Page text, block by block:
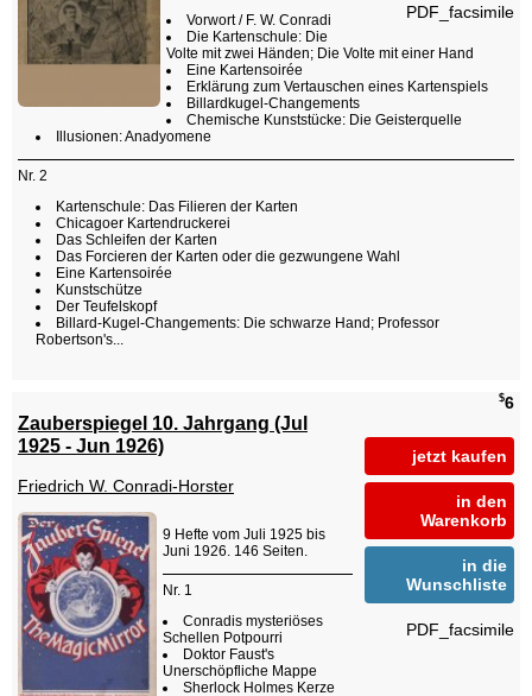
PDF_facsimile
Vorwort / F. W. Conradi
Die Kartenschule: Die
Volte mit zwei Händen; Die Volte mit einer Hand
Eine Kartensoirée
Erklärung zum Vertauschen eines Kartenspiels
Billardkugel-Changements
Chemische Kunststücke: Die Geisterquelle
Illusionen: Anadyomene
Nr. 2
Kartenschule: Das Filieren der Karten
Chicagoer Kartendruckerei
Das Schleifen der Karten
Das Forcieren der Karten oder die gezwungene Wahl
Eine Kartensoirée
Kunstschütze
Der Teufelskopf
Billard-Kugel-Changements: Die schwarze Hand; Professor
Robertson's...
$6
jetzt kaufen
in den
Warenkorb
in die
Wunschliste
PDF_facsimile
Zauberspiegel 10. Jahrgang (Jul
1925 - Jun 1926)
Friedrich W. Conradi-Horster
9 Hefte vom Juli 1925 bis
Juni 1926. 146 Seiten.
Nr. 1
Conradis mysteriöses
Schellen Potpourri
Doktor Faust's
Unerschöpfliche Mappe
Sherlock Holmes Kerze